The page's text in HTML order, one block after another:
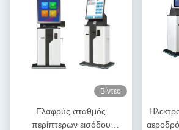
Βίντεο
Ελαφρύς σταθμός
περίπτερων εισόδου